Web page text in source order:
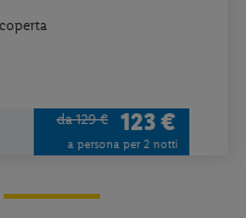
da 129 € 123 €
a persona per 2 notti